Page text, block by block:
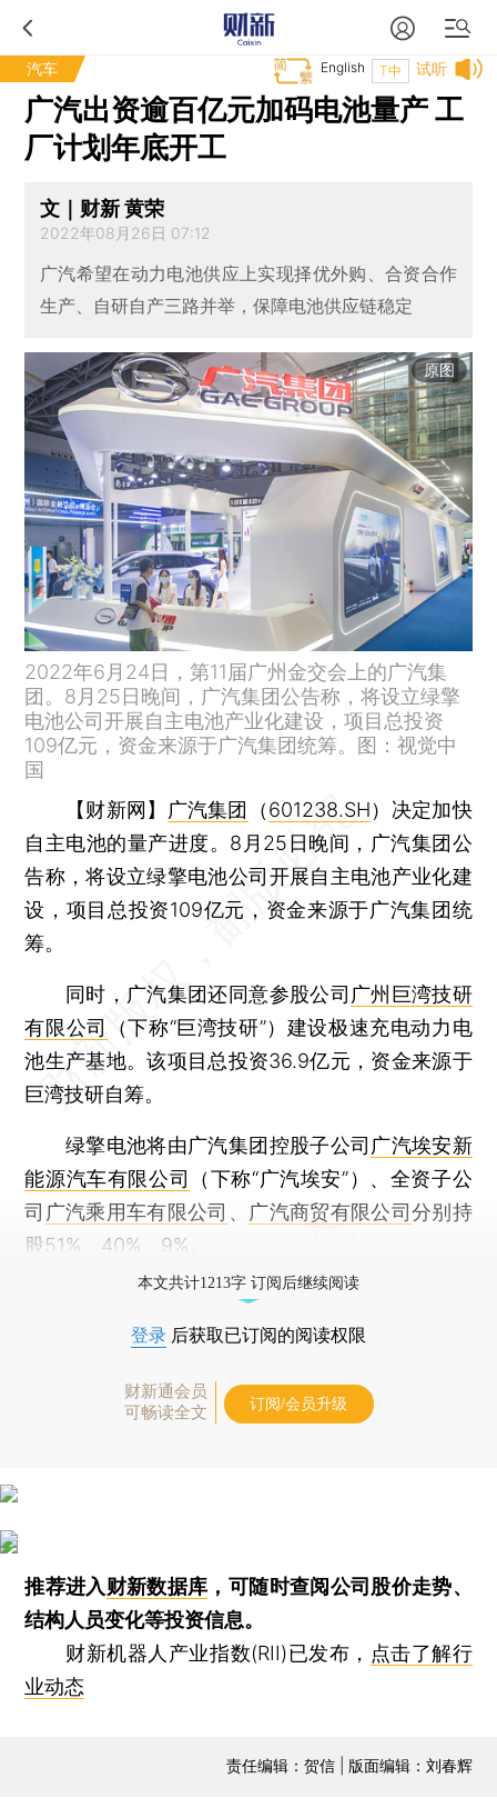
汽车 试听
T中
English
广汽出资逾百亿元加码电池量产 工
厂计划年底开工
文｜财新 黄荣
2022年08月26日 07:12
广汽希望在动力电池供应上实现择优外购、合资合作
生产、自研自产三路并举，保障电池供应链稳定
原图
2022年6月24日，第11届广州金交会上的广汽集
团。8月25日晚间，广汽集团公告称，将设立绿擎
电池公司开展自主电池产业化建设，项目总投资
109亿元，资金来源于广汽集团统筹。图：视觉中
国
【财新网】
广汽集团 （601238.SH）决定加快
自主电池的量产进度。8月25日晚间，广汽集团公
告称，将设立绿擎电池公司开展自主电池产业化建
设，项目总投资109亿元，资金来源于广汽集团统
筹。
同时，广汽集团还同意参股公司 广州巨湾技研
有限公司
（下称“巨湾技研”）建设极速充电动力电
池生产基地。该项目总投资36.9亿元，资金来源于
巨湾技研自筹。
绿擎电池将由广汽集团控股子公司 广汽埃安新
能源汽车有限公司
（下称“广汽埃安”）、全资子公
司 广汽乘用车有限公司 、 广汽商贸有限公司分别持
股51%、40%、9%。
本文共计1213字 订阅后继续阅读
登录 后获取已订阅的阅读权限
财新通会员
可畅读全文
订阅/会员升级
推荐进入财新数据库 ，可随时查阅公司股价走势、
结构人员变化等投资信息。
财新机器人产业指数(RII)已发布， 点击了解行
业动态
责任编辑：贺信 | 版面编辑：刘春辉